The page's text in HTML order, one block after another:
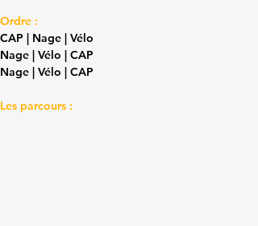
Ordre :
CAP | Nage | Vélo
Nage | Vélo | CAP
Nage | Vélo | CAP
Les parcours :